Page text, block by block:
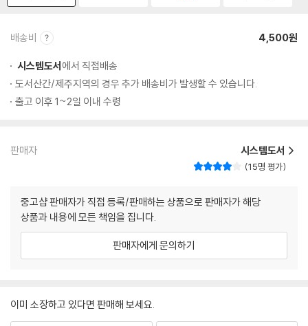
배송비 4,500원
시스템도서에서 직접배송
도서산간/제주지역의 경우 추가 배송비가 발생할 수 있습니다.
출고 이후 1~2일 이내 수령
판매자 시스템도서
15명 평가
중고샵 판매자가 직접 등록/판매하는 상품으로 판매자가 해당
상품과 내용에 모든 책임을 집니다.
판매자에게 문의하기
이미 소장하고 있다면 판매해 보세요.